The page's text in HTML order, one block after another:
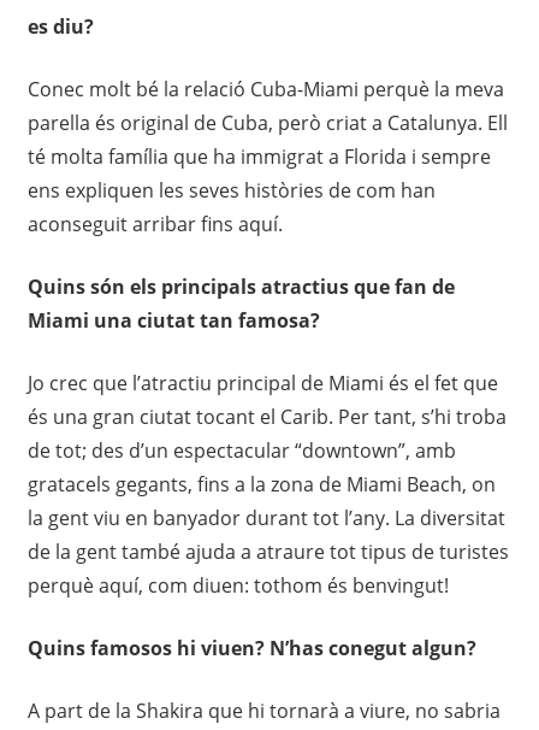
es diu?
Conec molt bé la relació Cuba-Miami perquè la meva
parella és original de Cuba, però criat a Catalunya. Ell
té molta família que ha immigrat a Florida i sempre
ens expliquen les seves històries de com han
aconseguit arribar fins aquí.
Quins són els principals atractius que fan de
Miami una ciutat tan famosa?
Jo crec que l’atractiu principal de Miami és el fet que
és una gran ciutat tocant el Carib. Per tant, s’hi troba
de tot; des d’un espectacular “downtown”, amb
gratacels gegants, fins a la zona de Miami Beach, on
la gent viu en banyador durant tot l’any. La diversitat
de la gent també ajuda a atraure tot tipus de turistes
perquè aquí, com diuen: tothom és benvingut!
Quins famosos hi viuen? N’has conegut algun?
A part de la Shakira que hi tornarà a viure, no sabria